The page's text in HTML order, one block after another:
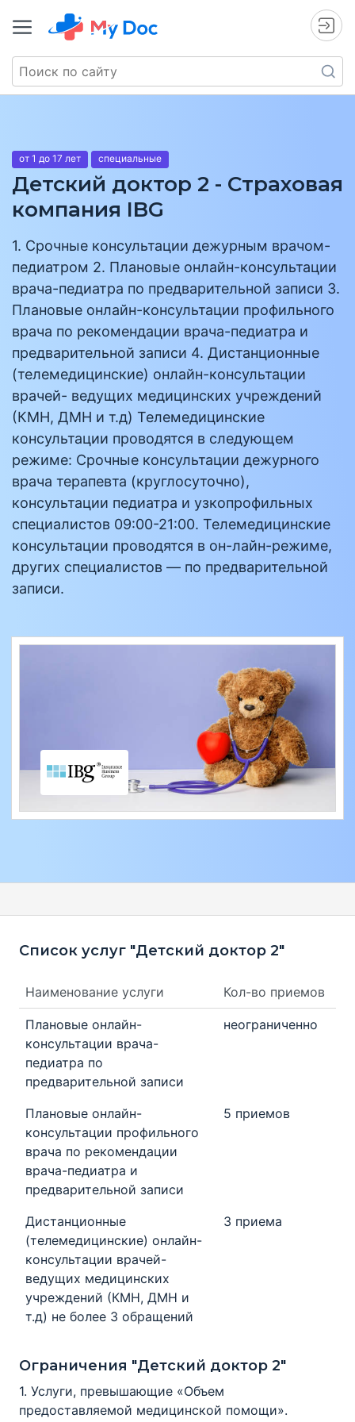
от 1 до 17 лет специальные
Детский доктор 2 - Страховая
компания IBG
1. Срочные консультации дежурным врачом-
педиатром 2. Плановые онлайн-консультации
врача-педиатра по предварительной записи 3.
Плановые онлайн-консультации профильного
врача по рекомендации врача-педиатра и
предварительной записи 4. Дистанционные
(телемедицинские) онлайн-консультации
врачей- ведущих медицинских учреждений
(КМН, ДМН и т.д) Телемедицинские
консультации проводятся в следующем
режиме: Срочные консультации дежурного
врача терапевта (круглосуточно),
консультации педиатра и узкопрофильных
специалистов 09:00-21:00. Телемедицинские
консультации проводятся в он-лайн-режиме,
других специалистов — по предварительной
записи.
Список услуг "Детский доктор 2"
Наименование услуги Кол-во приемов
Плановые онлайн-
консультации врача-
педиатра по
предварительной записи
неограниченно
Плановые онлайн-
консультации профильного
врача по рекомендации
врача-педиатра и
предварительной записи
5 приемов
Дистанционные
(телемедицинские) онлайн-
консультации врачей-
ведущих медицинских
учреждений (КМН, ДМН и
т.д) не более 3 обращений
3 приема
Ограничения "Детский доктор 2"
1. Услуги, превышающие «Объем
предоставляемой медицинской помощи».